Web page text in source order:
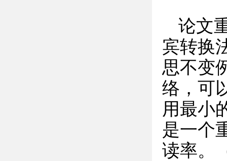
论文
宾转换
思不变
络，可
用最小
是一个
读率。